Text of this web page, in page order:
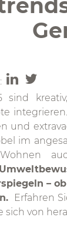
sind
und
im
–
Erfahren
sich von